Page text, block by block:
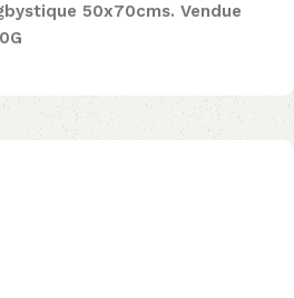
50x70cms. Vendue